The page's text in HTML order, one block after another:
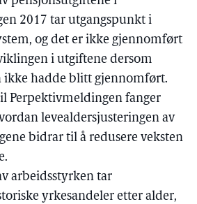
2017 tar utgangspunkt i
og det er ikke gjennomført
i utgiftene dersom
ikke hadde blitt gjennomført.
Perpektivmeldingen fanger
levealdersjusteringen av
bidrar til å redusere veksten
arbeidsstyrken tar
yrkesandeler etter alder,